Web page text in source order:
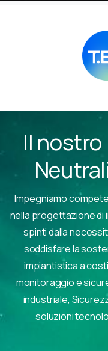
Il nostro
Impegniamo
nella progettazione di
spinti dalla
soddisfare la
impiantistica a
monitoraggio e
industriale,
soluzioni